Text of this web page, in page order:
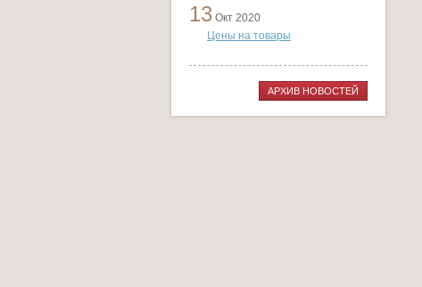
13 Окт 2020
Цены на товары
АРХИВ НОВОСТЕЙ